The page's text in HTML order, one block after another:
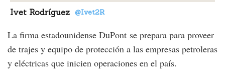
Ivet Rodríguez @Ivet2R
La firma estadounidense DuPont se prepara para proveer
de trajes y equipo de protección a las empresas petroleras
y eléctricas que inicien operaciones en el país.